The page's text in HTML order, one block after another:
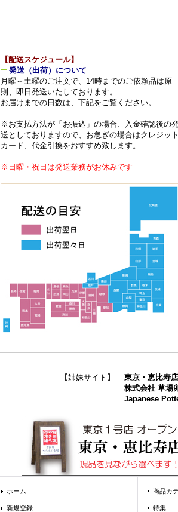
【配送スケジュール】
発送（出荷）について
月曜～土曜のご注文で、14時までのご依頼品は原
則、即日発送いたしております。
お届けまでの日数は、下記をご覧ください。
※お支払方法が「お振込」の場合、入金確認後の
送としておりますので、お急ぎの場合はクレジット
カード、代金引換をおすすめ致します。
※日曜・祝日は発送業務がお休みです
【姉妹サイト】 東京・恵比寿
株式会社 草場
Japanese
ホーム
新規登録
商品カ
特集